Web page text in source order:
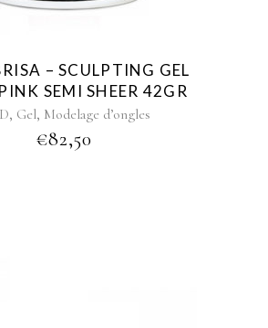
– SCULPTING GEL
SEMI SHEER 42GR
, Gel, Modelage d’ongles
€82,50